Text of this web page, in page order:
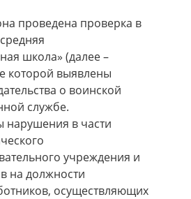
проведена проверка в
школа» (далее –
которой выявлены
о воинской
службе.
нарушения в части
учреждения и
на должности
осуществляющих